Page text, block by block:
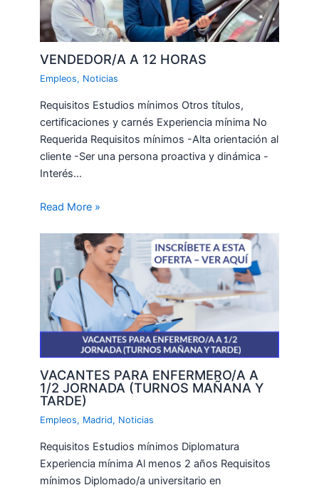
VENDEDOR/A A 12 HORAS
Empleos, Noticias
Requisitos Estudios mínimos Otros títulos,
certificaciones y carnés Experiencia mínima No
Requerida Requisitos mínimos -Alta orientación al
cliente -Ser una persona proactiva y dinámica -
Interés…
Read More »
VACANTES PARA ENFERMERO/A A
1/2 JORNADA (TURNOS MAÑANA Y
TARDE)
Empleos, Madrid, Noticias
Requisitos Estudios mínimos Diplomatura
Experiencia mínima Al menos 2 años Requisitos
mínimos Diplomado/a universitario en